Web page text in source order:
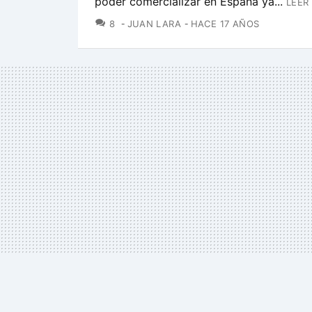
8 COMENTARIOS
JUAN LARA HACE 17 AÑOS